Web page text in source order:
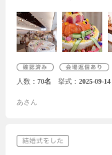
くしてくださり、即決し
うに、披露宴ではみんな
したいと思い、挙式での
ったので、かなりこだわ
トからはみんなが楽しめ
は、連携不足だなと思う
い式にするためサポート
人数 70名 挙式 2025-09-
あさん